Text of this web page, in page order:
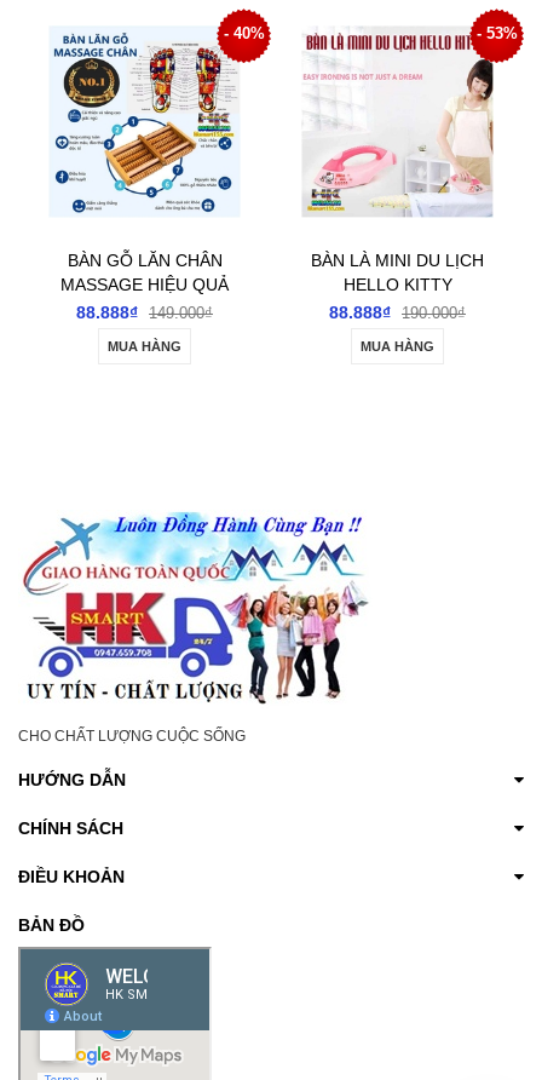
- 40%
BÀN GỖ LĂN CHÂN
MASSAGE HIỆU QUẢ
TỐT CHO SỨC KHỎE
88.888₫ 149.000₫
MUA HÀNG
- 53%
BÀN LÀ MINI DU LỊCH
HELLO KITTY
88.888₫ 190.000₫
MUA HÀNG
CHO CHẤT LƯỢNG CUỘC SỐNG
HƯỚNG DẪN
CHÍNH SÁCH
ĐIỀU KHOẢN
BẢN ĐỒ